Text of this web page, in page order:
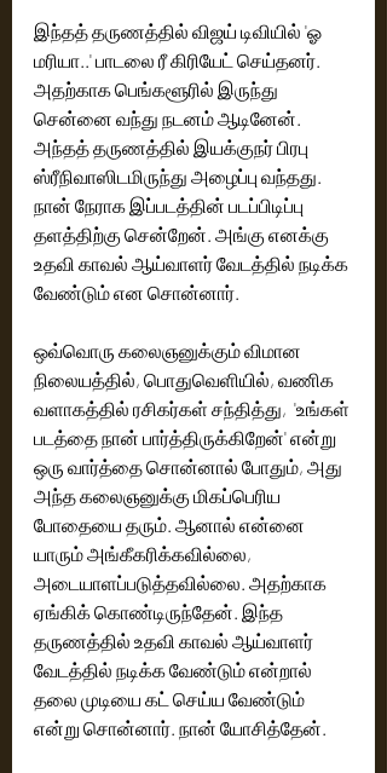
இந்தத் தருணத்தில் விஜய் டிவியில் 'ஓ
மரியா..' பாடலை ரீ கிரியேட் செய்தனர்.
அதற்காக பெங்களூரில் இருந்து
சென்னை வந்து நடனம் ஆடினேன்.
அந்தத் தருணத்தில் இயக்குநர் பிரபு
ஸ்ரீநிவாஸிடமிருந்து அழைப்பு வந்தது.
நான் நேராக இப்படத்தின் படப்பிடிப்பு
தளத்திற்கு சென்றேன். அங்கு எனக்கு
உதவி காவல் ஆய்வாளர் வேடத்தில் நடிக்க
வேண்டும் என சொன்னார்.
ஒவ்வொரு கலைஞனுக்கும் விமான
நிலையத்தில், பொதுவெளியில், வணிக
வளாகத்தில் ரசிகர்கள் சந்தித்து,  'உங்கள்
படத்தை நான் பார்த்திருக்கிறேன்' என்று
ஒரு வார்த்தை சொன்னால் போதும், அது
அந்த கலைஞனுக்கு மிகப்பெரிய
போதையை தரும். ஆனால் என்னை
யாரும் அங்கீகரிக்கவில்லை,
அடையாளப்படுத்தவில்லை. அதற்காக
ஏங்கிக் கொண்டிருந்தேன். இந்த
தருணத்தில் உதவி காவல் ஆய்வாளர்
வேடத்தில் நடிக்க வேண்டும் என்றால்
தலை முடியை கட் செய்ய வேண்டும்
என்று சொன்னார். நான் யோசித்தேன்.